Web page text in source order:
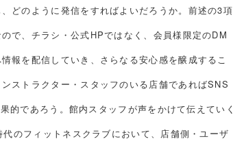
どのように発信をすればよいだろうか。前述の3項
で、チラシ・公式HPではなく、会員様限定のDM
報を配信していき、さらなる安心感を醸成するこ
ストラクター・スタッフのいる店舗であればSNS
であろう。館内スタッフが声をかけて伝えていく
のフィットネスクラブにおいて、店舗側・ユーザ